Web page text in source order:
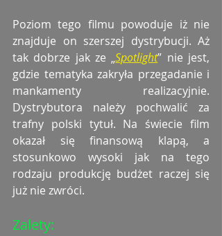
Poziom tego filmu powoduje iż nie
znajduje on szerszej dystrybucji. Aż
tak dobrze jak ze „Spotlight” nie jest,
gdzie tematyka zakryła przegadanie i
mankamenty realizacyjnie.
Dystrybutora należy pochwalić za
trafny polski tytuł. Na świecie film
okazał się finansową klapą, a
stosunkowo wysoki jak na tego
rodzaju produkcję budżet raczej się
już nie zwróci.
Zalety: